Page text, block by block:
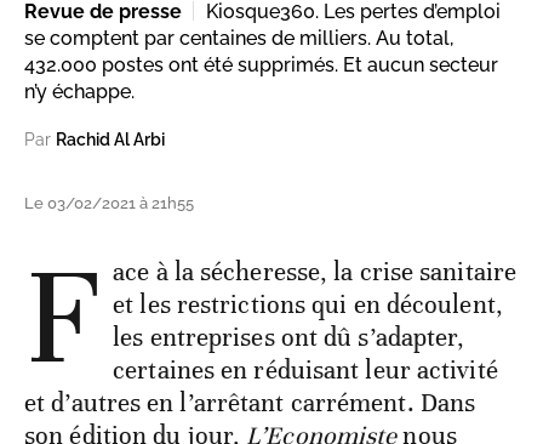
Revue de presse
Kiosque360. Les pertes d’emploi
se comptent par centaines de milliers. Au total,
432.000 postes ont été supprimés. Et aucun secteur
n’y échappe.
Par Rachid Al Arbi
Le 03/02/2021 à 21h55
F ace à la sécheresse, la crise sanitaire
et les restrictions qui en découlent,
les entreprises ont dû s’adapter,
certaines en réduisant leur activité
et d’autres en l’arrêtant carrément. Dans
son édition du jour, L’Economistenous